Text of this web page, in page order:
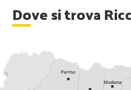
Dove si trova